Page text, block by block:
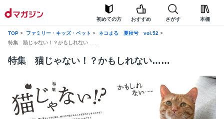
初めての方 おすすめ さがす 本棚
TOP ファミリー・キッズ・ペット
ネコまる 夏秋号 vol.52
特集 猫じゃない！？かもしれない……
特集 猫じゃない！？かもしれない……